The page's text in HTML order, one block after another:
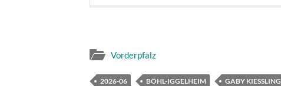
Vorderpfalz
2026-06 BÖHL-IGGELHEIM GABY KIESSLING